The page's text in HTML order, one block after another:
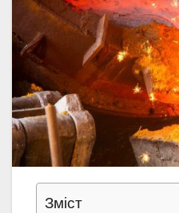
Зміст